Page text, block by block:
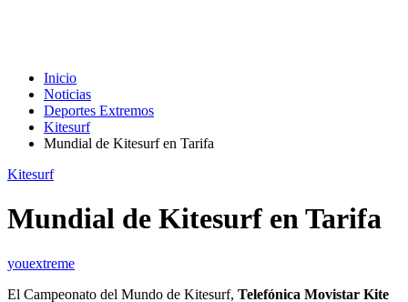
Inicio
Noticias
Deportes Extremos
Kitesurf
Mundial de Kitesurf en Tarifa
Kitesurf
Mundial de Kitesurf en Tarifa
youextreme
El Campeonato del Mundo de Kitesurf, Telefónica Movistar Kite